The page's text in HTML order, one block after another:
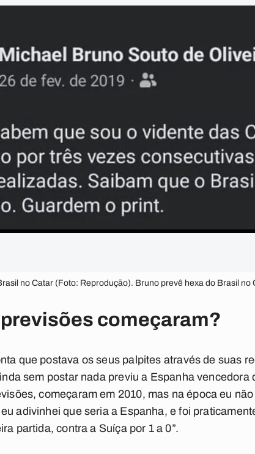
no Catar (Foto: Reprodução). Bruno prevê hexa do Brasil no
começaram?
que postava os seus palpites através de suas
sem postar nada previu a Espanha vencedora
começaram em 2010, mas na época eu
adivinhei que seria a Espanha, e foi
partida, contra a Suíça por 1 a 0”.